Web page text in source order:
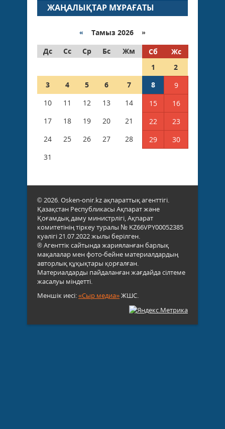
ЖАҢАЛЫҚТАР МҰРАҒАТЫ
« Тамыз 2026 »
Дс
Сс Ср Бс Жм Сб
Жс
1
2
3
4 5 6 7 8
9
10
11 12 13 14 15
16
17
18 19 20 21 22
23
24
25 26 27 28 29
30
31
© 2026. Osken-onir.kz ақпараттық агенттігі.
Қазақстан Республикасы Ақпарат және
Қоғамдық даму министрлігі, Ақпарат
комитетінің тіркеу туралы № KZ66VPY00052385
куәлігі 21.07.2022 жылы берілген.
® Агенттік сайтында жарияланған барлық
мақалалар мен фото-бейне материалдардың
авторлық құқықтары қорғалған.
Материалдарды пайдаланған жағдайда сілтеме
жасалуы міндетті.
Меншік иесі:«Сыр медиа»ЖШС.